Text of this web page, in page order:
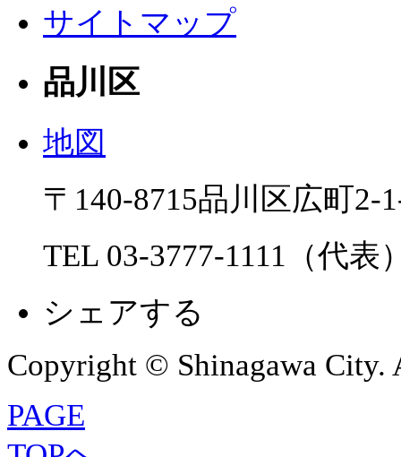
サイトマップ
品川区
地図
〒140-8715品川区広町2-
TEL 03-3777-1111（代表
シェアする
Copyright © Shinagawa City.
PAGE